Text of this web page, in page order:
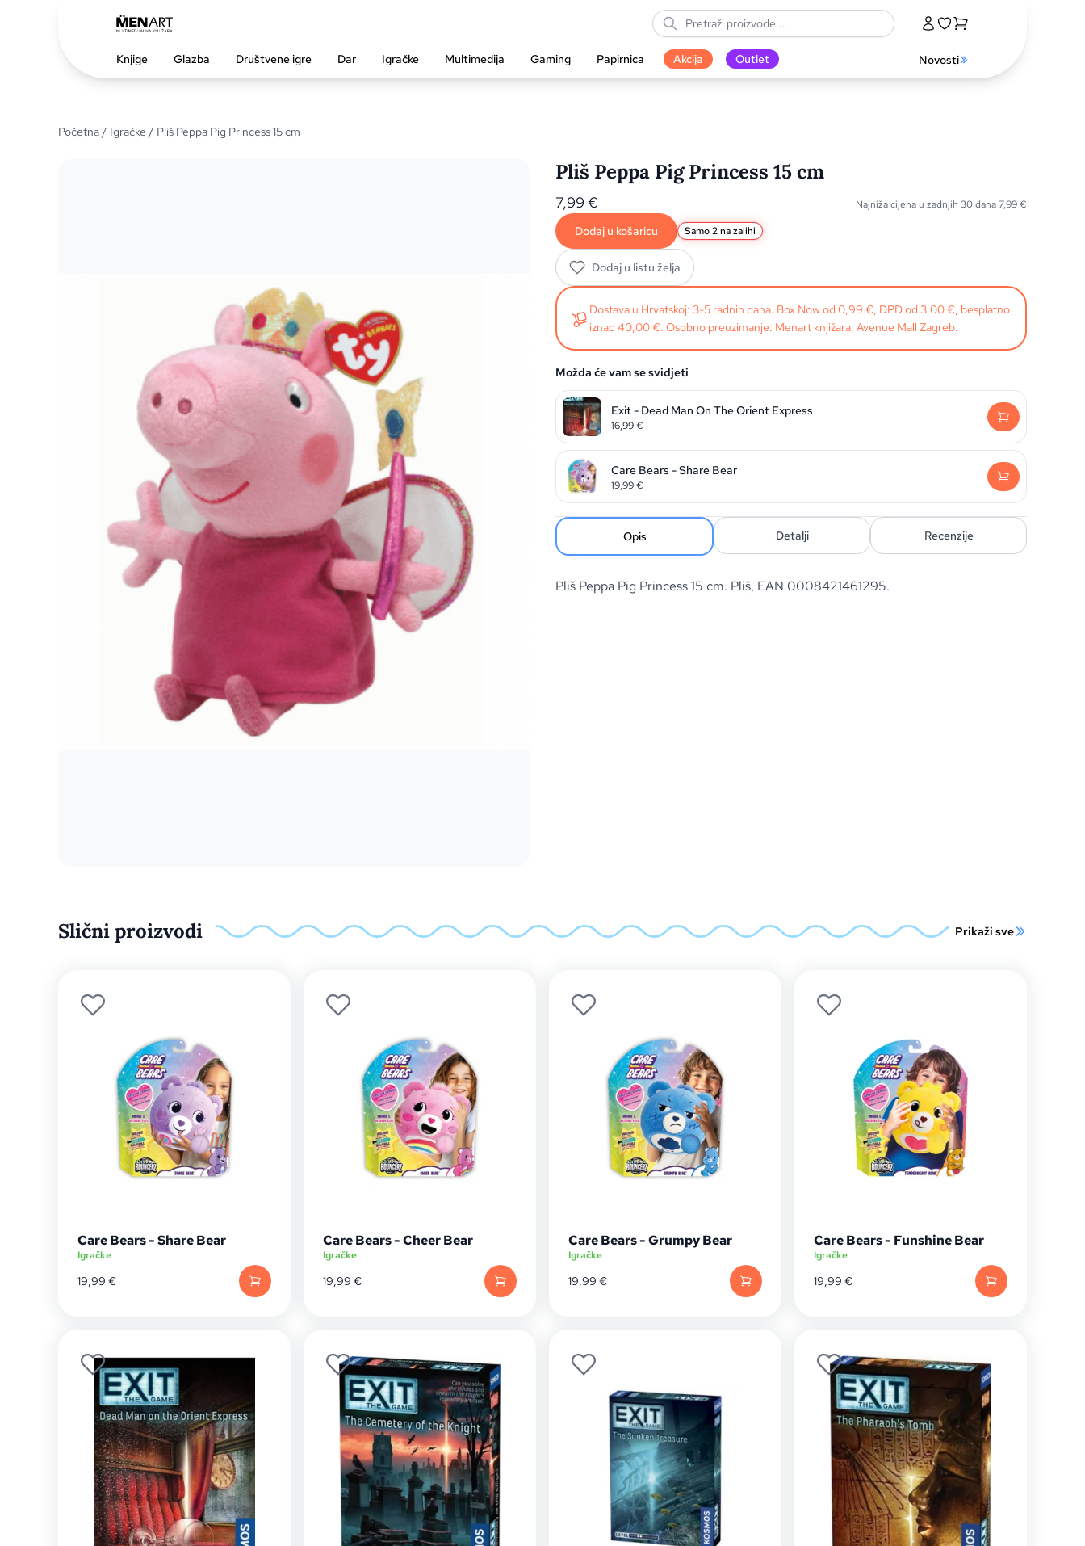
Knjige Glazba Društvene igre Dar Igračke Multimedija Gaming Papirnica Akcija Outlet Novosti
Početna/ Igračke / Pliš Peppa Pig Princess 15 cm
Pliš Peppa Pig Princess 15 cm
7,99 € Najniža cijena u zadnjih 30 dana7,99€
Dodaj u košaricu Samo 2 na zalihi
Dodaj u listu želja
Dostava u Hrvatskoj: 3-5 radnih dana. Box Now od 0,99 €, DPD od 3,00 €, besplatno
iznad 40,00 €. Osobno preuzimanje: Menart knjižara, Avenue Mall Zagreb.
Možda će vam se svidjeti
Exit - Dead Man On The Orient Express
16,99€
Care Bears - Share Bear
19,99€
Opis Detalji Recenzije
Pliš Peppa Pig Princess 15 cm. Pliš, EAN 0008421461295.
Slični proizvodi Prikaži sve
Care Bears - Share Bear
Igračke
19,99 €
Care Bears - Cheer Bear
Igračke
19,99 €
Care Bears - Grumpy Bear
Igračke
19,99 €
Care Bears - Funshine Bear
Igračke
19,99 €